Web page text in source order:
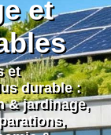
et
et
durable :
& jardinage,